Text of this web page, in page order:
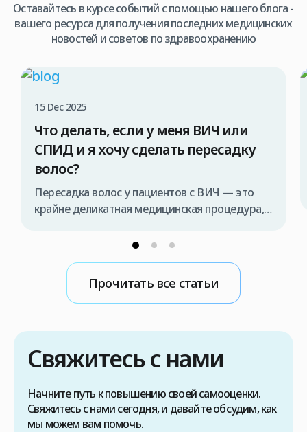
Оставайтесь в курсе событий с помощью нашего блога -
вашего ресурса для получения последних медицинских
новостей и советов по здравоохранению
15 Dec 2025
Что делать, если у меня ВИЧ или
СПИД и я хочу сделать пересадку
волос?
Пересадка волос у пациентов с ВИЧ — это
крайне деликатная медицинская процедура,
специализированной медицинской командой
противном случае существует риск передачи
вируса во время операции. Поэтому, если вы
рассматриваете возможность пересадки
с вашим лечащим врачом, чтобы […]
Прочитать все статьи
Свяжитесь с нами
Начните путь к повышению своей самооценки.
Свяжитесь с нами сегодня, и давайте обсудим, как
мы можем вам помочь.